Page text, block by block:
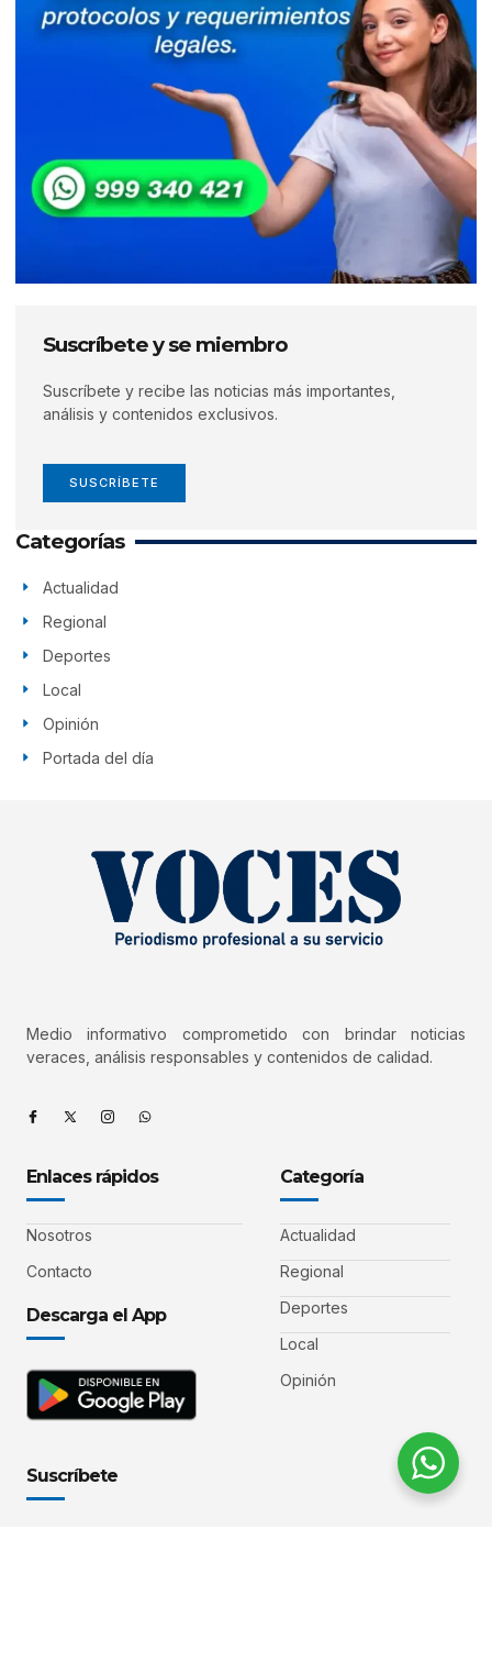
Suscríbete y se miembro
Suscríbete y recibe las noticias más importantes,
análisis y contenidos exclusivos.
SUSCRÍBETE
Categorías
Actualidad
Regional
Deportes
Local
Opinión
Portada del día
Medio informativo comprometido con brindar noticias
veraces, análisis responsables y contenidos de calidad.
Enlaces rápidos
Nosotros
Contacto
Descarga el App
Categoría
Actualidad
Regional
Deportes
Local
Opinión
Suscríbete